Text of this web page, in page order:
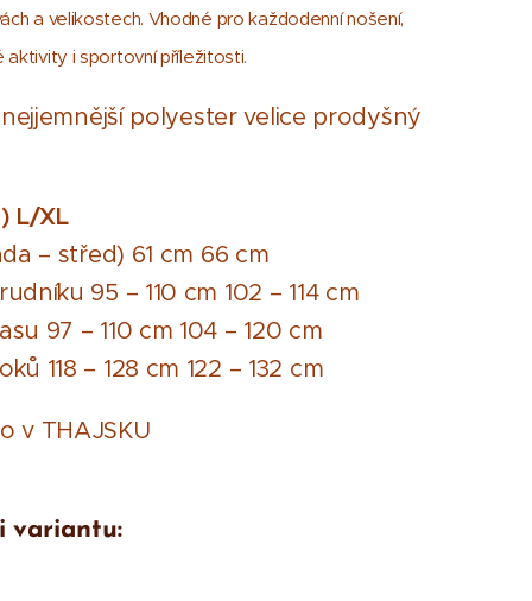
a velikostech. Vhodné pro každodenní nošení,
aktivity i sportovní příležitosti.
polyester velice prodyšný
L/XL
– střed) 61 cm 66 cm
95 – 110 cm 102 – 114 cm
97 – 110 cm 104 – 120 cm
118 – 128 cm 122 – 132 cm
v THAJSKU
variantu: